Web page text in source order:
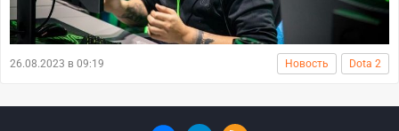
26.08.2023 в 09:19 Новость Dota 2